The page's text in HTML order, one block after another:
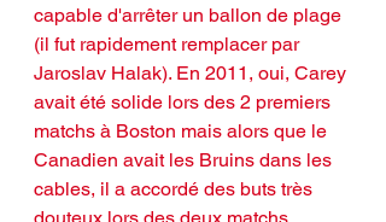
capable d'arrêter un ballon de plage
(il fut rapidement remplacer par
Jaroslav Halak). En 2011, oui, Carey
avait été solide lors des 2 premiers
matchs à Boston mais alors que le
Canadien avait les Bruins dans les
cables, il a accordé des buts très